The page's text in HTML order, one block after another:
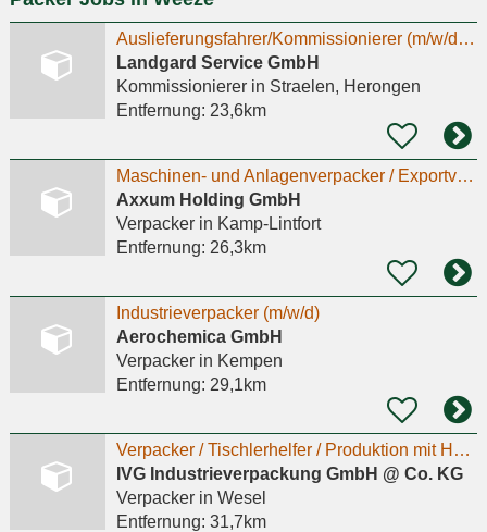
Auslieferungsfahrer/Kommissionierer (m/w/d) im Nahverkehr Vollzeit - Kein LKW-Führerschein
Landgard Service GmbH
Kommissioniererin Straelen, Herongen
Entfernung: 23,6km
Maschinen- und Anlagenverpacker / Exportverpacker (m/w/d)
Axxum Holding GmbH
Verpackerin Kamp-Lintfort
Entfernung: 26,3km
Industrieverpacker (m/w/d)
Aerochemica GmbH
Verpackerin Kempen
Entfernung: 29,1km
Verpacker / Tischlerhelfer / Produktion mit Holz m/w/d
IVG Industrieverpackung GmbH @ Co. KG
Verpackerin Wesel
Entfernung: 31,7km